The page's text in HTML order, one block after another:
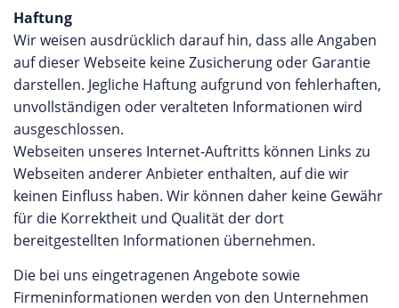
Haftung
Wir weisen ausdrücklich darauf hin, dass alle Angaben
auf dieser Webseite keine Zusicherung oder Garantie
darstellen. Jegliche Haftung aufgrund von fehlerhaften,
unvollständigen oder veralteten Informationen wird
ausgeschlossen.
Webseiten unseres Internet-Auftritts können Links zu
Webseiten anderer Anbieter enthalten, auf die wir
keinen Einfluss haben. Wir können daher keine Gewähr
für die Korrektheit und Qualität der dort
bereitgestellten Informationen übernehmen.
Die bei uns eingetragenen Angebote sowie
Firmeninformationen werden von den Unternehmen